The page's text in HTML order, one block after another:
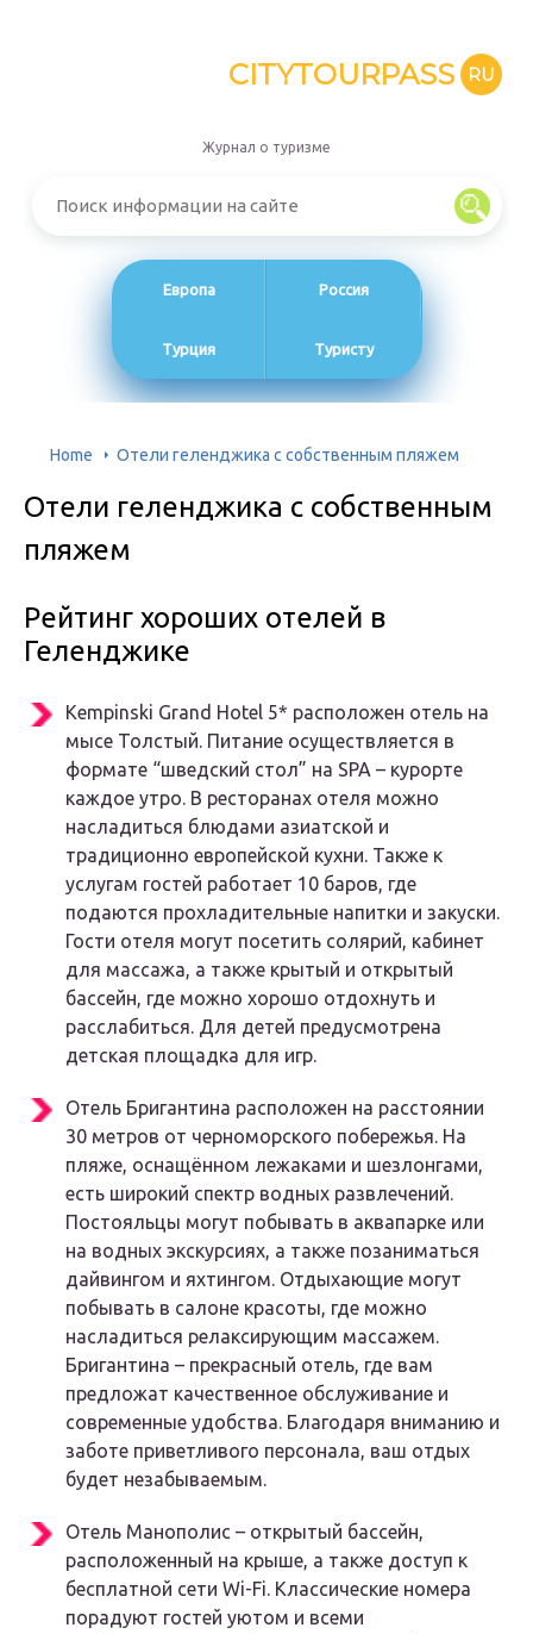
CITYTOURPASS RU
Журнал о туризме
Европа Россия
Турция Туристу
Home Отели геленджика с собственным пляжем
Отели геленджика с собственным
пляжем
Рейтинг хороших отелей в
Геленджике
Kempinski Grand Hotel 5* расположен отель на
мысе Толстый. Питание осуществляется в
формате “шведский стол” на SPA – курорте
каждое утро. В ресторанах отеля можно
насладиться блюдами азиатской и
традиционно европейской кухни. Также к
услугам гостей работает 10 баров, где
подаются прохладительные напитки и закуски.
Гости отеля могут посетить солярий, кабинет
для массажа, а также крытый и открытый
бассейн, где можно хорошо отдохнуть и
расслабиться. Для детей предусмотрена
детская площадка для игр.
Отель Бригантина расположен на расстоянии
30 метров от черноморского побережья. На
пляже, оснащённом лежаками и шезлонгами,
есть широкий спектр водных развлечений.
Постояльцы могут побывать в аквапарке или
на водных экскурсиях, а также позаниматься
дайвингом и яхтингом. Отдыхающие могут
побывать в салоне красоты, где можно
насладиться релаксирующим массажем.
Бригантина – прекрасный отель, где вам
предложат качественное обслуживание и
современные удобства. Благодаря вниманию и
заботе приветливого персонала, ваш отдых
будет незабываемым.
Отель Манополис – открытый бассейн,
расположенный на крыше, а также доступ к
бесплатной сети Wi-Fi. Классические номера
порадуют гостей уютом и всеми